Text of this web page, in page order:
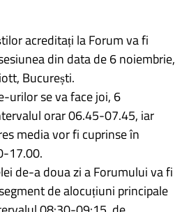
acreditați la Forum va fi
din data de 6 noiembrie,
București.
urilor se va face joi, 6
orar 06.45-07.45, iar
media vor fi cuprinse în
17.00.
de-a doua zi a Forumului va fi
de alocuțiuni principale